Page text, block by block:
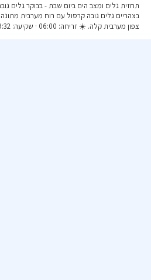
תחזית גלים ומצב הים ביום שבת- בבוקר גלים
בצהריים גלים גובה קרסול עם רוח מערבית
צפון מערבית קלה. ☀️ זריחה: 06:00 · שקיעה: 19:32🌜 ירח: 21%